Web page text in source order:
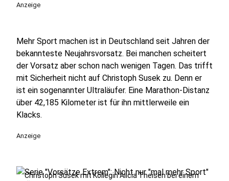
Anzeige
Mehr Sport machen ist in Deutschland seit Jahren der
bekannteste Neujahrsvorsatz. Bei manchen scheitert
der Vorsatz aber schon nach wenigen Tagen. Das trifft
mit Sicherheit nicht auf Christoph Susek zu. Denn er
ist ein sogenannter Ultraläufer. Eine Marathon-Distanz
über 42,185 Kilometer ist für ihn mittlerweile ein
Klacks.
Anzeige
Christoph Susek mit Kollegin Alicia Theisen bei einem